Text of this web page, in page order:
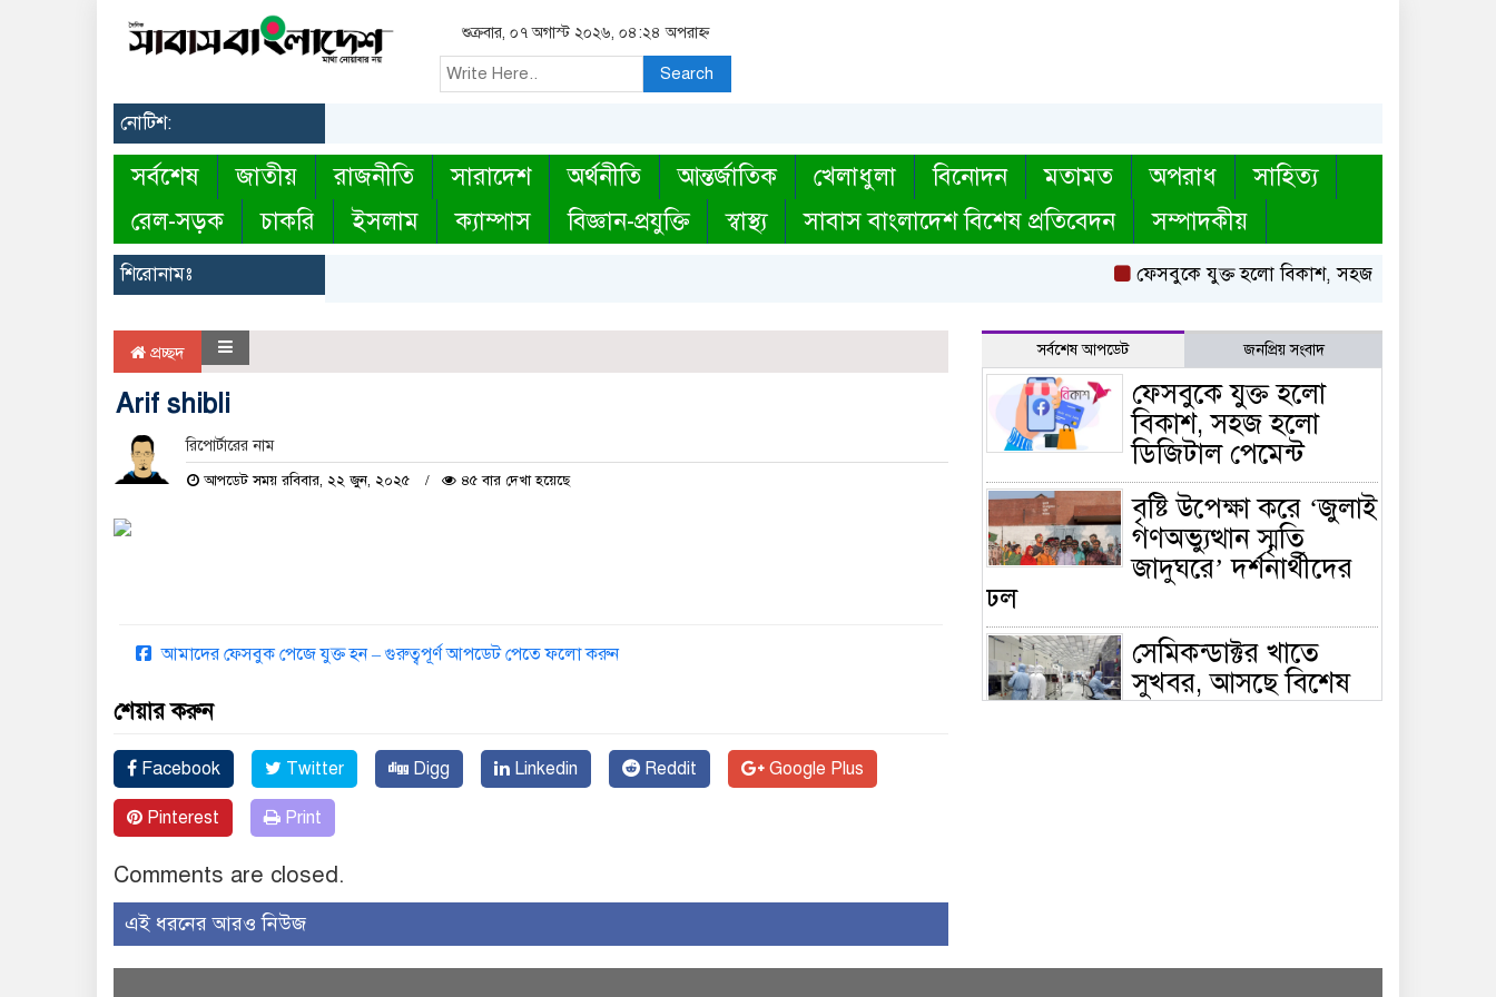
শুক্রবার, ০৭ অগাস্ট ২০২৬, ০৪:২৪ অপরাহ্ন
Search
নোটিশ:
সর্বশেষ জাতীয় রাজনীতি সারাদেশ অর্থনীতি আন্তর্জাতিক খেলাধুলা বিনোদন মতামত অপরাধ
সাহিত্য
রেল-সড়ক
চাকরি ইসলাম ক্যাম্পাস বিজ্ঞান-প্রযুক্তি স্বাস্থ্য সাবাস বাংলাদেশ বিশেষ প্রতিবেদন সম্পাদকীয়
শিরোনামঃ ফেসবুকে যুক্ত হলো বিকাশ, সহজ হলো ডিজিটাল
প্রচ্ছদ
Arif shibli
রিপোর্টারের নাম
আপডেট সময় রবিবার, ২২ জুন, ২০২৫ ৪৫ বার দেখা হয়েছে
আমাদের ফেসবুক পেজে যুক্ত হন – গুরুত্বপূর্ণ আপডেট পেতে ফলো করুন
শেয়ার করুন
Facebook Twitter Digg Linkedin Reddit Google Plus
Pinterest Print
Comments are closed.
এই ধরনের আরও নিউজ
সর্বশেষ আপডেট জনপ্রিয় সংবাদ
ফেসবুকে যুক্ত হলো
বিকাশ, সহজ হলো
ডিজিটাল পেমেন্ট
বৃষ্টি উপেক্ষা করে ‘জুলাই
গণঅভ্যুত্থান স্মৃতি
জাদুঘরে’ দর্শনার্থীদের
ঢল
সেমিকন্ডাক্টর খাতে
সুখবর, আসছে বিশেষ
প্রণোদনা
পলি নেট হাউসে বছরে